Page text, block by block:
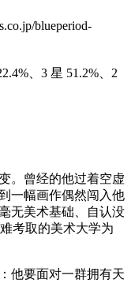
blueperiod-
、3 星 51.2%、2
。曾经的他过着空虚
一幅画作偶然闯入他
无美术基础、自认没
考取的美术大学为
他要面对一群拥有天